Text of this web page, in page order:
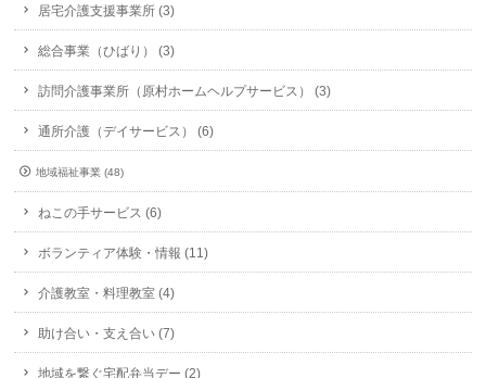
居宅介護支援事業所 (3)
総合事業（ひばり） (3)
訪問介護事業所（原村ホームヘルプサービス） (3)
通所介護（デイサービス） (6)
地域福祉事業 (48)
ねこの手サービス (6)
ボランティア体験・情報 (11)
介護教室・料理教室 (4)
助け合い・支え合い (7)
地域を繋ぐ宅配弁当デー (2)